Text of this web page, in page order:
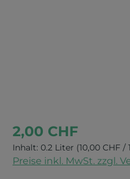
2,00 CHF
Inhalt: 0.2 Liter (10,00 CHF /
Preise inkl. MwSt. zzgl.